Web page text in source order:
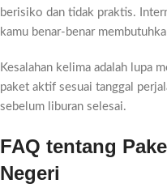
berisiko dan tidak praktis.
kamu benar-benar
Kesalahan kelima adalah lupa
paket aktif sesuai tanggal
sebelum liburan selesai.
FAQ tentang
Negeri